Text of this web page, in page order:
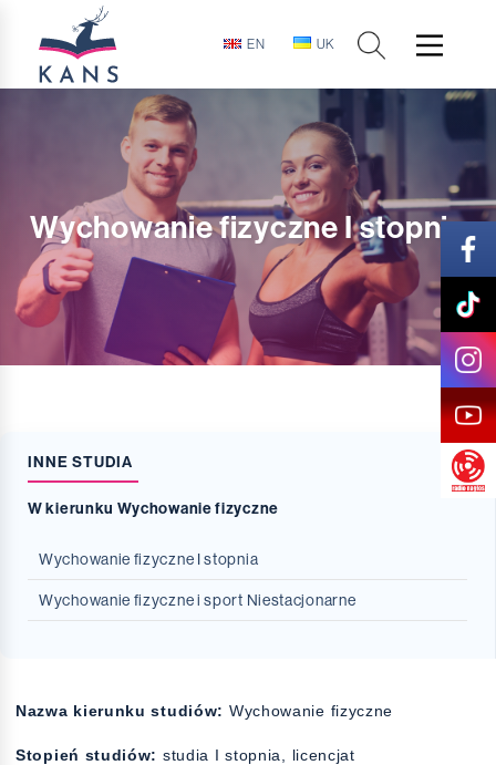
EN UK
Wychowanie fizyczne I stopnia
INNE STUDIA
W kierunku Wychowanie fizyczne
Wychowanie fizyczne I stopnia
Wychowanie fizyczne i sport Niestacjonarne
Nazwa kierunku studiów: Wychowanie fizyczne
Stopień studiów: studia I stopnia, licencjat